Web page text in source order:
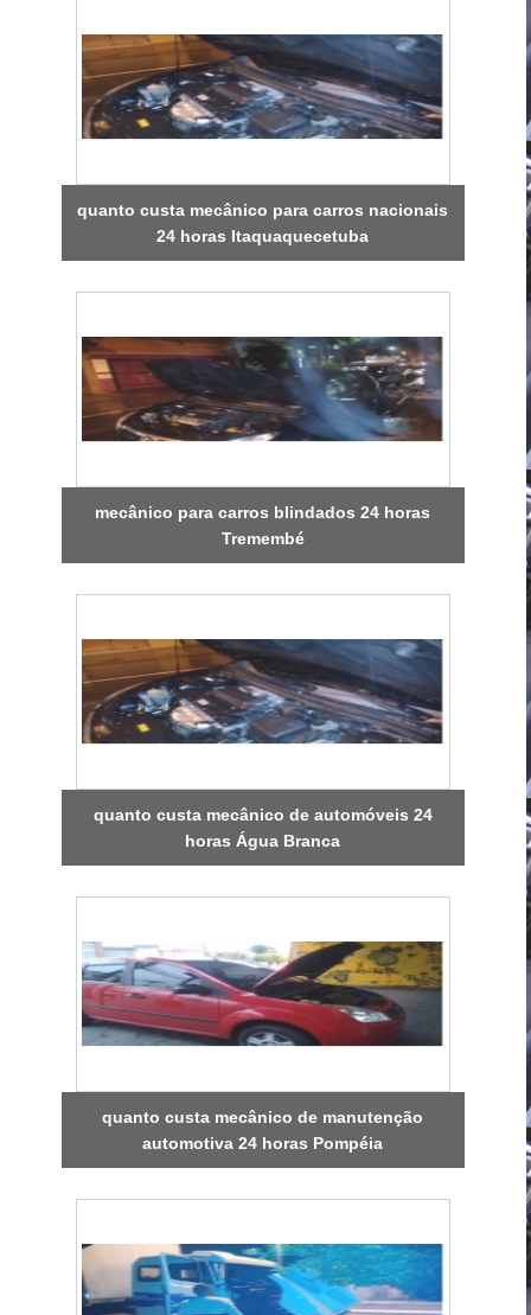
quanto custa mecânico para carros nacionais
24 horas Itaquaquecetuba
mecânico para carros blindados 24 horas
Tremembé
quanto custa mecânico de automóveis 24
horas Água Branca
quanto custa mecânico de manutenção
automotiva 24 horas Pompéia